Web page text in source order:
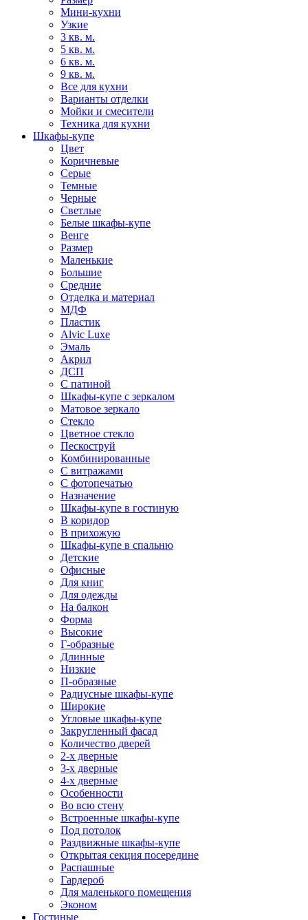
Мини-кухни
Узкие
3 кв. м.
5 кв. м.
6 кв. м.
9 кв. м.
Все для кухни
Варианты отделки
Мойки и смесители
Техника для кухни
Шкафы-купе
Цвет
Коричневые
Серые
Темные
Черные
Светлые
Белые шкафы-купе
Венге
Размер
Маленькие
Большие
Средние
Отделка и материал
МДФ
Пластик
Alvic Luxe
Эмаль
Акрил
ДСП
С патиной
Шкафы-купе с зеркалом
Матовое зеркало
Стекло
Цветное стекло
Пескоструй
Комбинированные
С витражами
С фотопечатью
Назначение
Шкафы-купе в гостиную
В коридор
В прихожую
Шкафы-купе в спальню
Детские
Офисные
Для книг
Для одежды
На балкон
Форма
Высокие
Г-образные
Длинные
Низкие
П-образные
Радиусные шкафы-купе
Широкие
Угловые шкафы-купе
Закругленный фасад
Количество дверей
2-х дверные
3-х дверные
4-х дверные
Особенности
Во всю стену
Встроенные шкафы-купе
Под потолок
Раздвижные шкафы-купе
Открытая секция посередине
Распашные
Гардероб
Для маленького помещения
Эконом
Гостиные